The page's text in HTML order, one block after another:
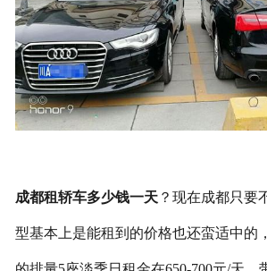
成都租轿车多少钱一天？现在成都只要
型基本上是能租到的价格也还蛮适中的